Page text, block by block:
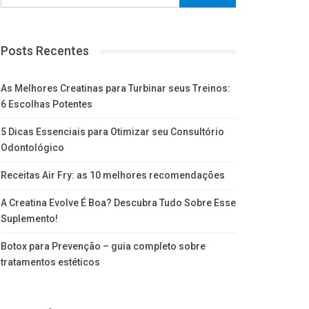
Posts Recentes
As Melhores Creatinas para Turbinar seus Treinos:
6 Escolhas Potentes
5 Dicas Essenciais para Otimizar seu Consultório
Odontológico
Receitas Air Fry: as 10 melhores recomendações
A Creatina Evolve É Boa? Descubra Tudo Sobre Esse
Suplemento!
Botox para Prevenção – guia completo sobre
tratamentos estéticos